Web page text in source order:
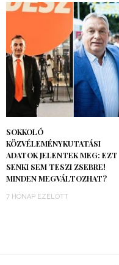
SOKKOLÓ
KÖZVÉLEMÉNYKUTATÁSI
ADATOK JELENTEK MEG: EZT
SENKI SEM TESZI ZSEBRE!
MINDEN MEGVÁLTOZHAT?
7 HÓNAP EZELŐTT